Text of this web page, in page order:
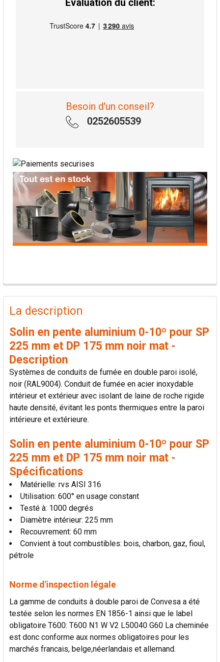
Besoin d'un conseil?
0252605539
PRODUITS
FRÉQUEMMENT
ACHETÉS
TOUT
SÉLECTIONNER
AJOUTER
LA
SÉLECTION
AU PANIER
La description
Solin en pente aluminium 0-10º pour SP
225 mm et DP 175 mm noir mat -
Description
Systèmes de conduits de fumée en double paroi isolé,
noir (RAL9004). Conduit de fumée en acier inoxydable
intérieur et extérieur avec isolant de laine de roche rigide
haute densité, évitant les ponts thermiques entre la paroi
intérieure et extérieure.
Solin en pente aluminium 0-10º pour SP
225 mm et DP 175 mm noir mat -
Spécifications
Matérielle: rvs AISI 316
Utilisation: 600° en usage constant
Testé à: 1000 degrés
Diamètre intérieur: 225 mm
Recouvrement: 60 mm
Convient à tout combustibles: bois, charbon, gaz, fioul,
pétrole
Norme d'inspection légale
La gamme de conduits à double paroi de Convesa a été
testée selon les normes EN 1856-1 ainsi que le label
obligatoire T600: T600 N1 W V2 L50040 G60 La cheminée
est donc conforme aux normes obligatoires pour les
marchés francais, belge,néerlandais et allemand.